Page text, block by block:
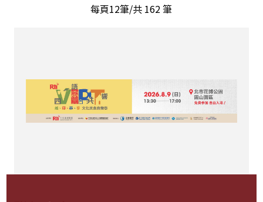
每頁12筆/共 162筆